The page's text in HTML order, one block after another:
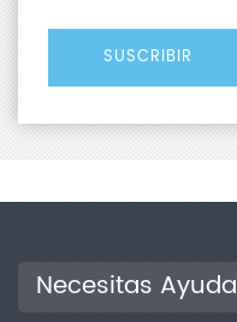
Necesitas Ayuda